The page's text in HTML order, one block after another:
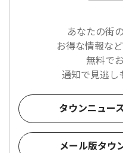
あなたの街
お得な情報な
無料で
通知で見逃し
タウンニュー
メール版タウ